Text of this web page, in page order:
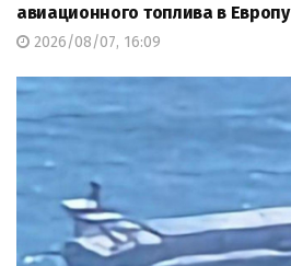
авиационного топлива в Европу
2026/08/07, 16:09